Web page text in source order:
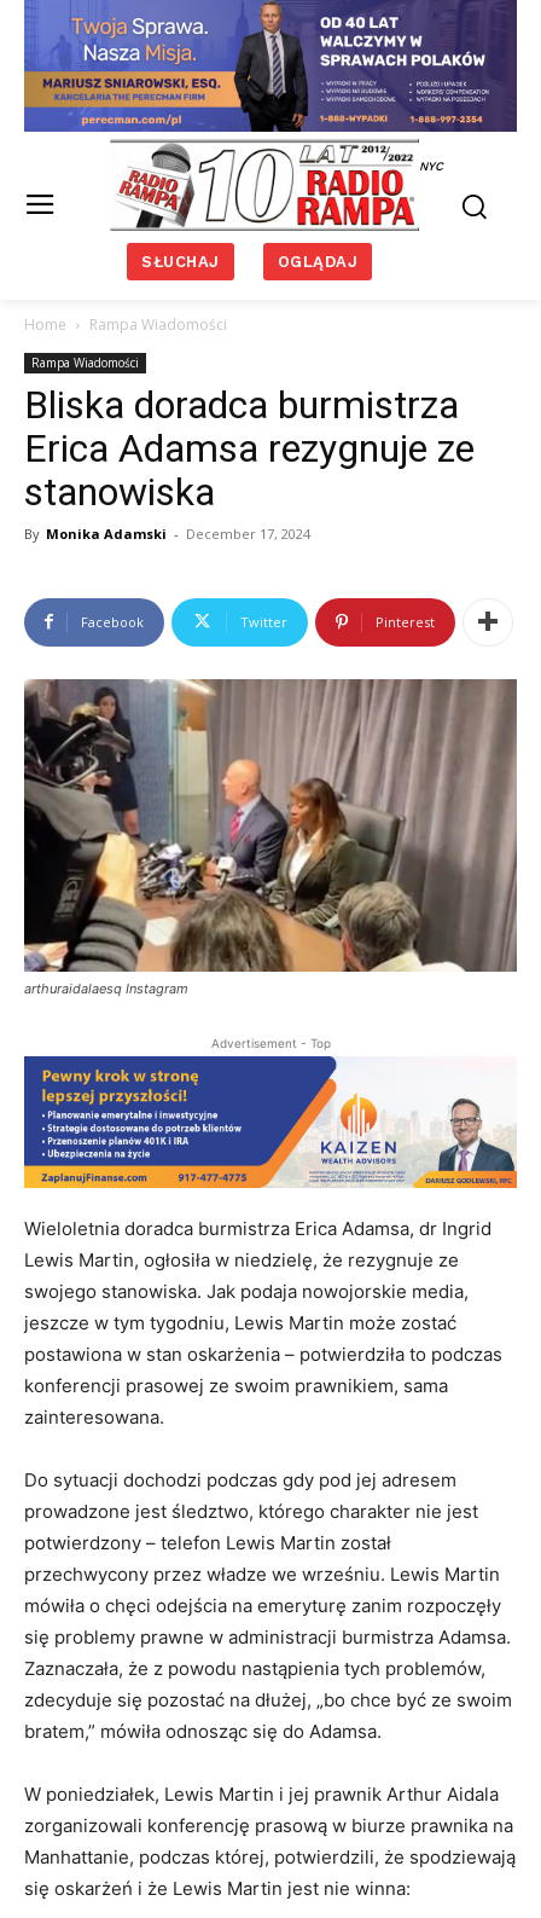
NYC
SŁUCHAJ OGLĄDAJ
Home Rampa Wiadomości
Rampa Wiadomości
Bliska doradca burmistrza
Erica Adamsa rezygnuje ze
stanowiska
By Monika Adamski - December 17, 2024
Facebook Twitter Pinterest
arthuraidalaesq Instagram
Advertisement - Top
Wieloletnia doradca burmistrza Erica Adamsa, dr Ingrid
Lewis Martin, ogłosiła w niedzielę, że rezygnuje ze
swojego stanowiska. Jak podaja nowojorskie media,
jeszcze w tym tygodniu, Lewis Martin może zostać
postawiona w stan oskarżenia – potwierdziła to podczas
konferencji prasowej ze swoim prawnikiem, sama
zainteresowana.
Do sytuacji dochodzi podczas gdy pod jej adresem
prowadzone jest śledztwo, którego charakter nie jest
potwierdzony – telefon Lewis Martin został
przechwycony przez władze we wrześniu. Lewis Martin
mówiła o chęci odejścia na emeryturę zanim rozpoczęły
się problemy prawne w administracji burmistrza Adamsa.
Zaznaczała, że z powodu nastąpienia tych problemów,
zdecyduje się pozostać na dłużej, „bo chce być ze swoim
bratem,” mówiła odnosząc się do Adamsa.
W poniedziałek, Lewis Martin i jej prawnik Arthur Aidala
zorganizowali konferencję prasową w biurze prawnika na
Manhattanie, podczas której, potwierdzili, że spodziewają
się oskarżeń i że Lewis Martin jest nie winna: